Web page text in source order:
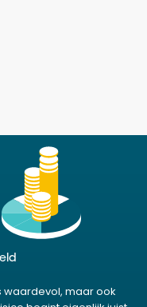
waardevol, maar ook